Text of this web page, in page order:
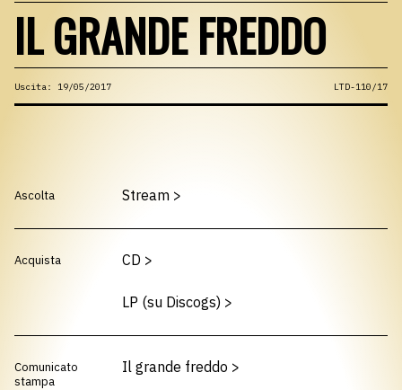
IL GRANDE FREDDO
Uscita: 19/05/2017 LTD-110/17
Ascolta Stream >
Acquista CD >
LP (su Discogs) >
Comunicato
stampa
Il grande freddo >